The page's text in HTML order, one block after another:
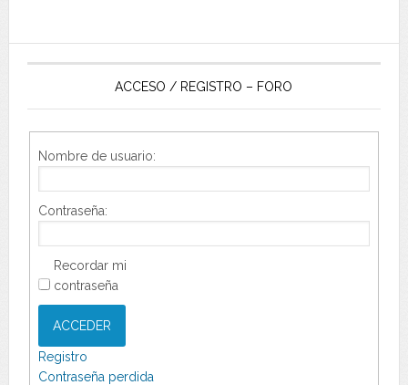
ACCESO / REGISTRO – FORO
Nombre de usuario:
Contraseña:
Recordar mi
contraseña
ACCEDER
Registro
Contraseña perdida